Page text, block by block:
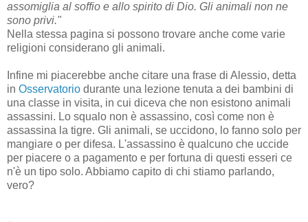
assomiglia al soffio e allo spirito di Dio. Gli animali non ne
sono privi."
Nella stessa pagina si possono trovare anche come varie
religioni considerano gli animali.
Infine mi piacerebbe anche citare una frase di Alessio, detta
in Osservatorio durante una lezione tenuta a dei bambini di
una classe in visita, in cui diceva che non esistono animali
assassini. Lo squalo non è assassino, così come non è
assassina la tigre. Gli animali, se uccidono, lo fanno solo per
mangiare o per difesa. L'assassino è qualcuno che uccide
per piacere o a pagamento e per fortuna di questi esseri ce
n'è un tipo solo. Abbiamo capito di chi stiamo parlando,
vero?